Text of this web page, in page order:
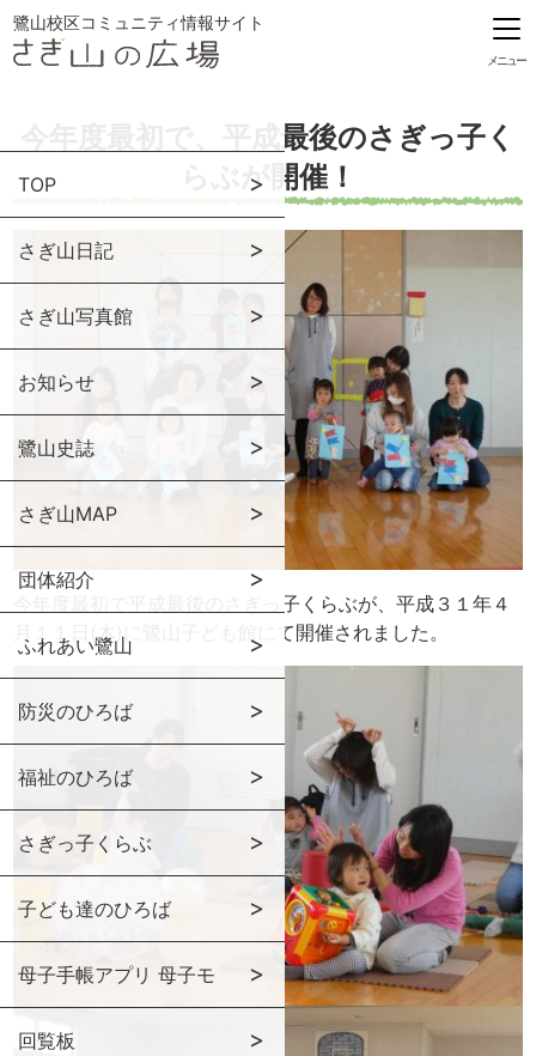
鷺山校区コミュニティ情報サイト
メニュー
TOP
さぎ山日記
さぎ山写真館
お知らせ
鷺山史誌
さぎ山MAP
団体紹介
ふれあい鷺山
防災のひろば
福祉のひろば
さぎっ子くらぶ
子ども達のひろば
母子手帳アプリ 母子モ
回覧板
今年度最初で、平成最後のさぎっ子く
らぶが開催！
今年度最初で平成最後のさぎっ子くらぶが、平成３１年４
月１１日(木)に鷺山子ども館にて開催されました。